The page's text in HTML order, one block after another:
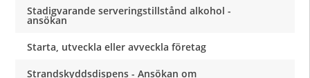
Stadigvarande serveringstillstånd alkohol -
ansökan
Starta, utveckla eller avveckla företag
Strandskyddsdispens - Ansökan om